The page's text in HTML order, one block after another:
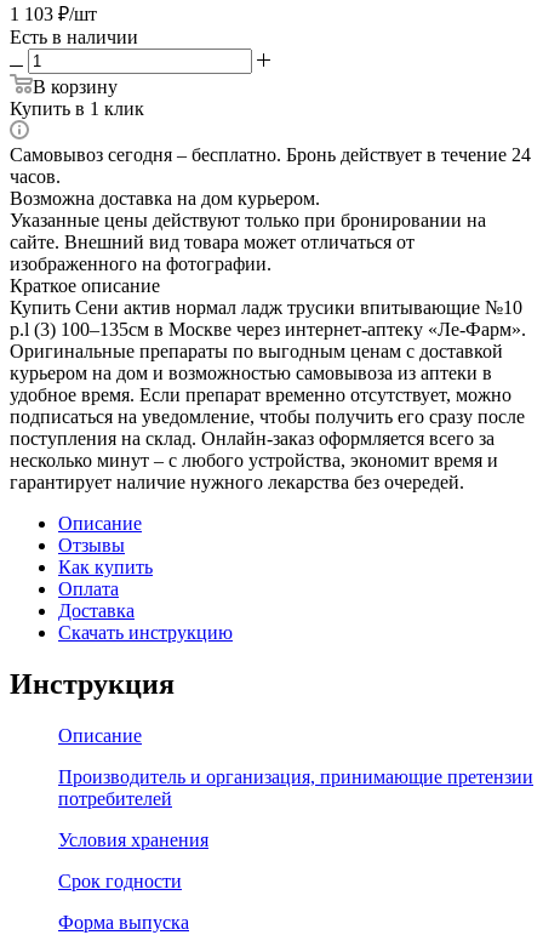
1 103 ₽/шт
Есть в наличии
В корзину
Купить в 1 клик
Самовывоз сегодня – бесплатно. Бронь действует в течение 24
часов.
Возможна доставка на дом курьером.
Указанные цены действуют только при бронировании на
сайте. Внешний вид товара может отличаться от
изображенного на фотографии.
Краткое описание
Купить Сени актив нормал ладж трусики впитывающие №10
р.l (3) 100–135см в Москве через интернет-аптеку «Ле-Фарм».
Оригинальные препараты по выгодным ценам с доставкой
курьером на дом и возможностью самовывоза из аптеки в
удобное время. Если препарат временно отсутствует, можно
подписаться на уведомление, чтобы получить его сразу после
поступления на склад. Онлайн-заказ оформляется всего за
несколько минут – с любого устройства, экономит время и
гарантирует наличие нужного лекарства без очередей.
Описание
Отзывы
Как купить
Оплата
Доставка
Скачать инструкцию
Инструкция
Описание
Производитель и организация, принимающие претензии
потребителей
Условия хранения
Срок годности
Форма выпуска